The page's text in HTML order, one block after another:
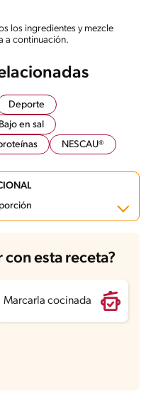
los ingredientes y mezcle
a continuación.
Deporte
Bajo en sal
NESCAU®
esta receta?
Marcarla cocinada